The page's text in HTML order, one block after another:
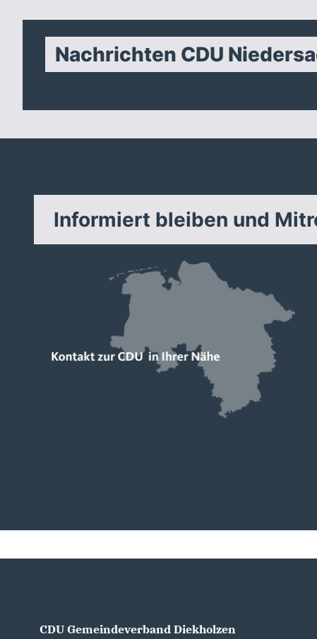
Nachrichten CDU
Informiert bleiben und
CDU Gemeindeverband Diekholzen